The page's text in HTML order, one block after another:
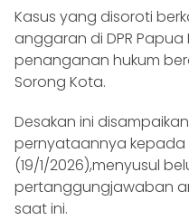
Kasus yang disoroti
anggaran di DPR
penanganan hukum
Sorong Kota.
Desakan ini
pernyataannya kepada
(19/1/2026),menyusul
pertanggungjawaban
saat ini.